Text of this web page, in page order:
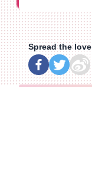
Spread the love